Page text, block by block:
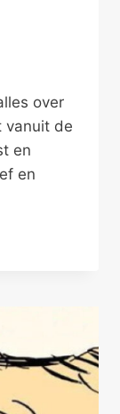
over
vanuit de
en
en